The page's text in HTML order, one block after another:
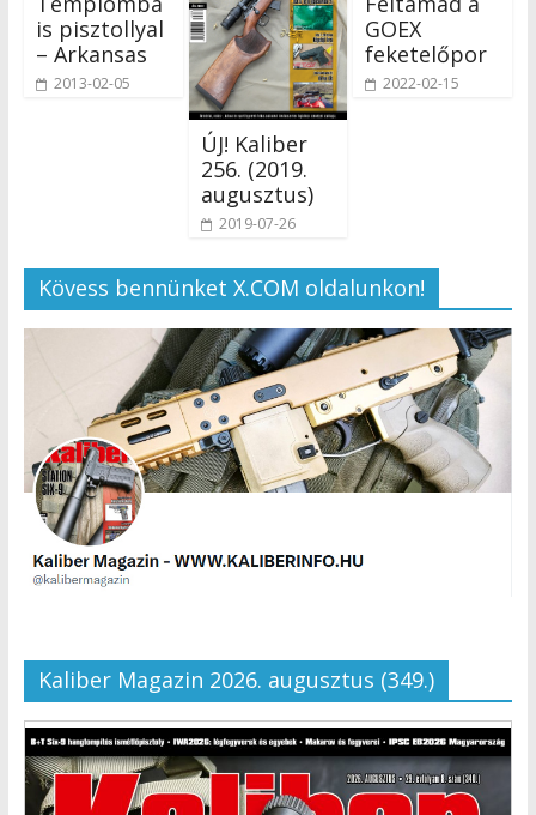
is pisztollyal
– Arkansas
2013-02-05
ÚJ! Kaliber
256. (2019.
augusztus)
2019-07-26
GOEX
feketelőpor
2022-02-15
Kövess bennünket X.COM oldalunkon!
Kaliber Magazin 2026. augusztus (349.)